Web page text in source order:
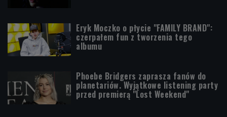
Eryk Moczko o płycie "FAMILY BRAND":
czerpałem fun z tworzenia tego
albumu
Phoebe Bridgers zaprasza fanów do
planetariów. Wyjątkowe listening party
przed premierą "Lost Weekend"